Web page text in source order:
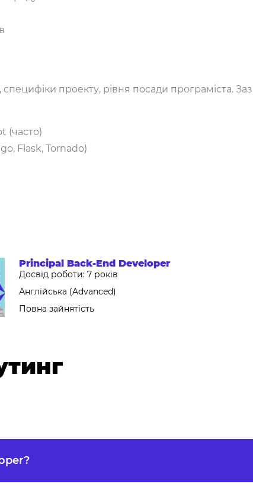
проекту, рівня посади програміста.
(часто)
Flask, Tornado)
Principal Back-End Developer
Досвід роботи: 7 років
Англійська (Advanced)
Повна зайнятість